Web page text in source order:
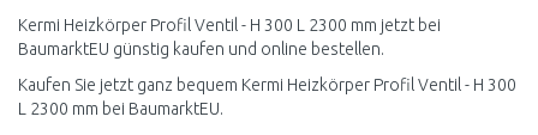
Kermi Heizkörper Profil Ventil - H 300 L 2300 mm jetzt bei
BaumarktEU günstig kaufen und online bestellen.
Kaufen Sie jetzt ganz bequem Kermi Heizkörper Profil Ventil - H 300
L 2300 mm bei BaumarktEU.